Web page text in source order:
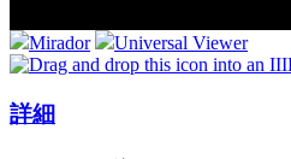
Mirador
Universal Viewer
詳細